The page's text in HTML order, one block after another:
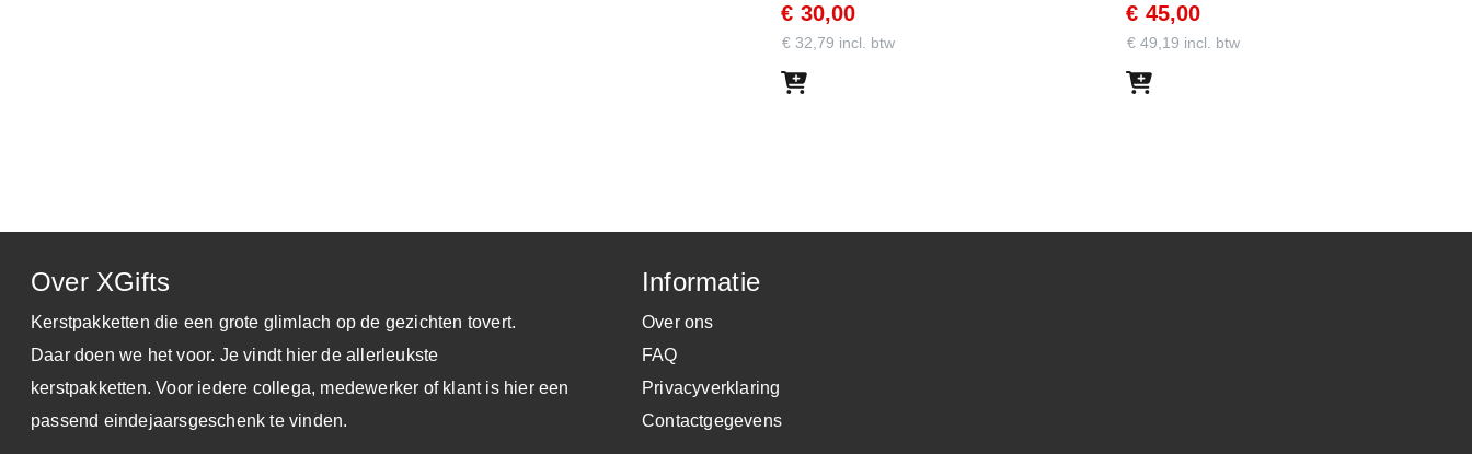
Klik op onderstaande link voor de
en log in met de getoonde code. Met dit
budget hebben uw medewerkers800 puntente besteden in de webshop.
www.keuzekado.com
Inloggegevens:
€ 30,00
€ 32,79 incl. btw
€ 45,00
€ 49,19 incl. btw
Over XGifts
Kerstpakketten die een grote glimlach op de gezichten tovert.
Daar doen we het voor. Je vindt hier de allerleukste
kerstpakketten. Voor iedere collega, medewerker of klant is hier een
passend eindejaarsgeschenk te vinden.
Informatie
Over ons
FAQ
Privacyverklaring
Contactgegevens